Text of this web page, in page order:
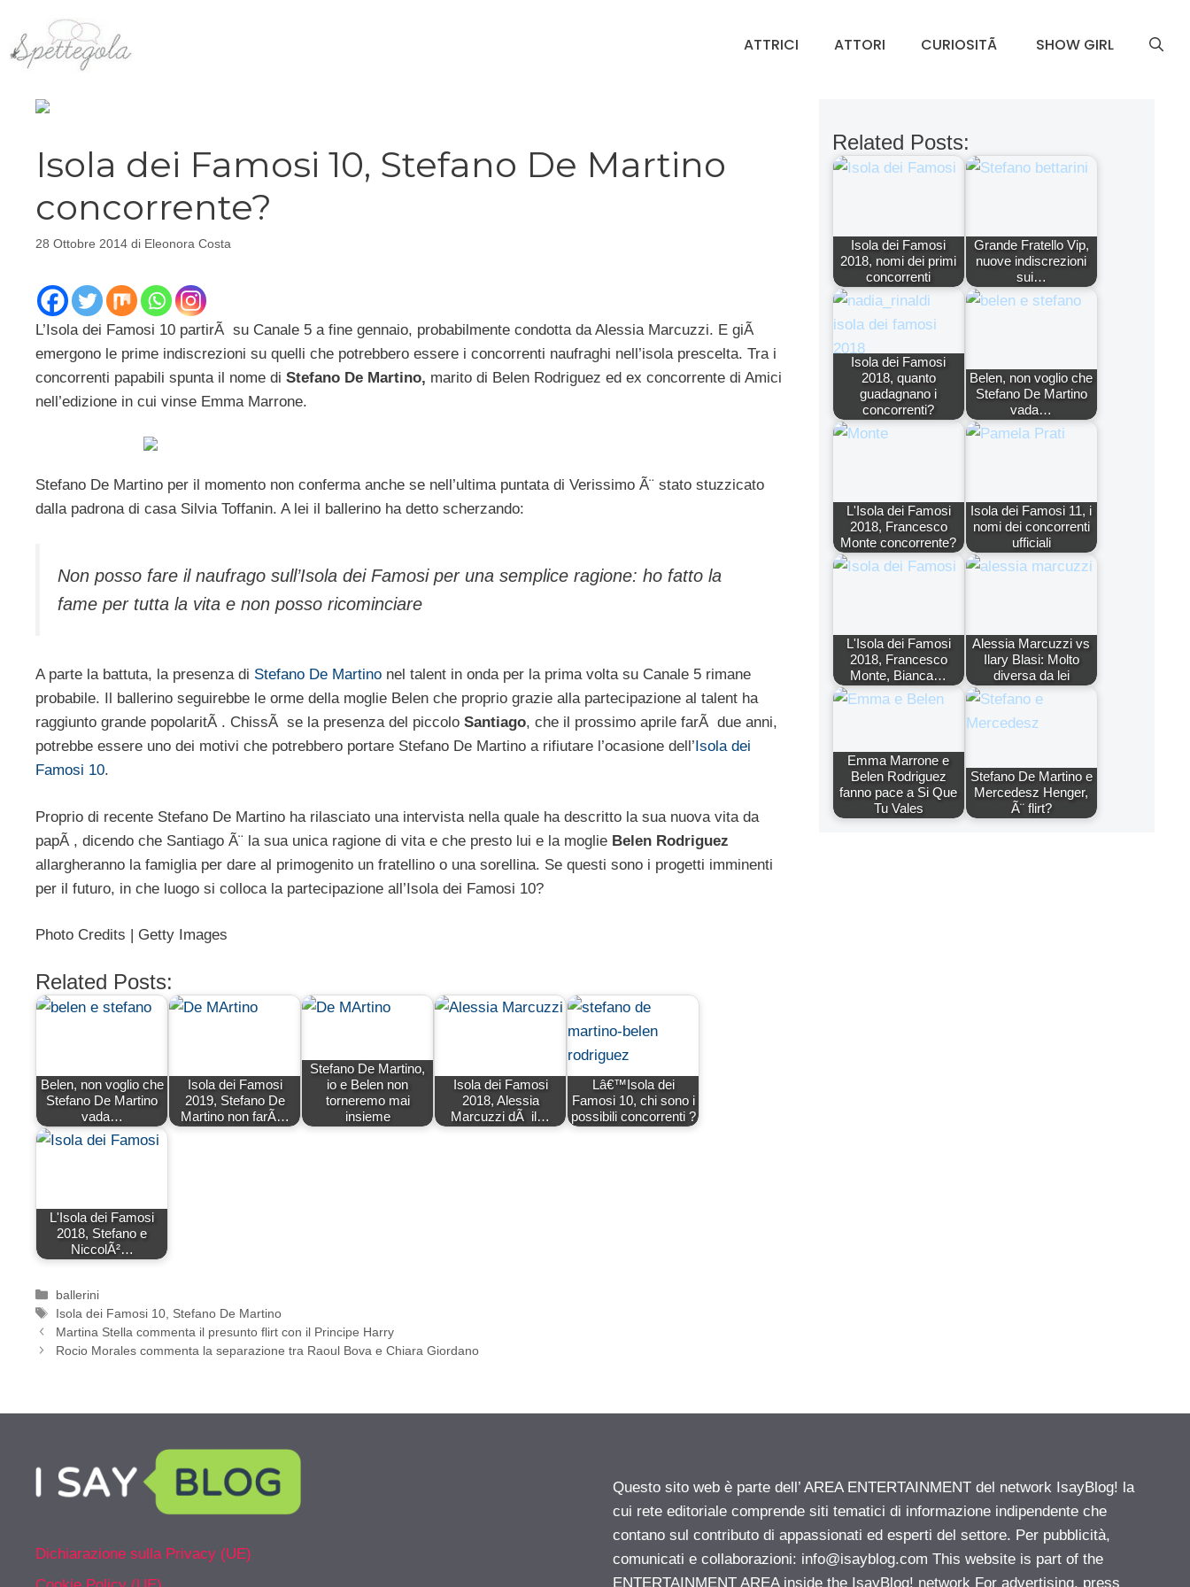
contenuto
ATTRICI ATTORI CURIOSITÃ SHOW GIRL
Isola dei Famosi 10, Stefano De Martino
concorrente?
28 Ottobre 2014 di Eleonora Costa
L’Isola dei Famosi 10 partirÃ su Canale 5 a fine gennaio, probabilmente condotta da Alessia Marcuzzi. E giÃ
emergono le prime indiscrezioni su quelli che potrebbero essere i concorrenti naufraghi nell’isola prescelta. Tra i
concorrenti papabili spunta il nome di Stefano De Martino, marito di Belen Rodriguez ed ex concorrente di Amici
nell’edizione in cui vinse Emma Marrone.
Stefano De Martino per il momento non conferma anche se nell’ultima puntata di Verissimo Ã¨ stato stuzzicato
dalla padrona di casa Silvia Toffanin. A lei il ballerino ha detto scherzando:
Non posso fare il naufrago sull’Isola dei Famosi per una semplice ragione: ho fatto la
fame per tutta la vita e non posso ricominciare
A parte la battuta, la presenza di Stefano De Martino nel talent in onda per la prima volta su Canale 5 rimane
probabile. Il ballerino seguirebbe le orme della moglie Belen che proprio grazie alla partecipazione al talent ha
raggiunto grande popolaritÃ . ChissÃ se la presenza del piccolo Santiago, che il prossimo aprile farÃ due anni,
potrebbe essere uno dei motivi che potrebbero portare Stefano De Martino a rifiutare l’ocasione dell’ Isola dei
Famosi 10.
Proprio di recente Stefano De Martino ha rilasciato una intervista nella quale ha descritto la sua nuova vita da
papÃ , dicendo che Santiago Ã¨ la sua unica ragione di vita e che presto lui e la moglie Belen Rodriguez
allargheranno la famiglia per dare al primogenito un fratellino o una sorellina. Se questi sono i progetti imminenti
per il futuro, in che luogo si colloca la partecipazione all’Isola dei Famosi 10?
Photo Credits | Getty Images
Related Posts:
Belen, non voglio che
Stefano De Martino
vada…
Isola dei Famosi
2019, Stefano De
Martino non farÃ…
Stefano De Martino,
io e Belen non
torneremo mai
insieme
Isola dei Famosi
2018, Alessia
Marcuzzi dÃ il…
Lâ€™Isola dei
Famosi 10, chi sono i
possibili concorrenti ?
L'Isola dei Famosi
2018, Stefano e
NiccolÃ²…
Categorie
ballerini
Tag
Isola dei Famosi 10 Stefano De Martino
Martina Stella commenta il presunto flirt con il Principe Harry
Rocio Morales commenta la separazione tra Raoul Bova e Chiara Giordano
Related Posts:
Isola dei Famosi
2018, nomi dei primi
concorrenti
Grande Fratello Vip,
nuove indiscrezioni
sui…
Isola dei Famosi
2018, quanto
guadagnano i
concorrenti?
Belen, non voglio che
Stefano De Martino
vada…
L'Isola dei Famosi
2018, Francesco
Monte concorrente?
Isola dei Famosi 11, i
nomi dei concorrenti
ufficiali
L'Isola dei Famosi
2018, Francesco
Monte, Bianca…
Alessia Marcuzzi vs
Ilary Blasi: Molto
diversa da lei
Emma Marrone e
Belen Rodriguez
fanno pace a Si Que
Tu Vales
Stefano De Martino e
Mercedesz Henger,
Ã¨ flirt?
Dichiarazione sulla Privacy (UE)
Questo sito web è parte dell’ AREA ENTERTAINMENT del network IsayBlog! la
cui rete editoriale comprende siti tematici di informazione indipendente che
contano sul contributo di appassionati ed esperti del settore. Per pubblicità,
comunicati e collaborazioni: info@isayblog.com This website is part of the
ENTERTAINMENT AREA inside the IsayBlog! network For advertising, press